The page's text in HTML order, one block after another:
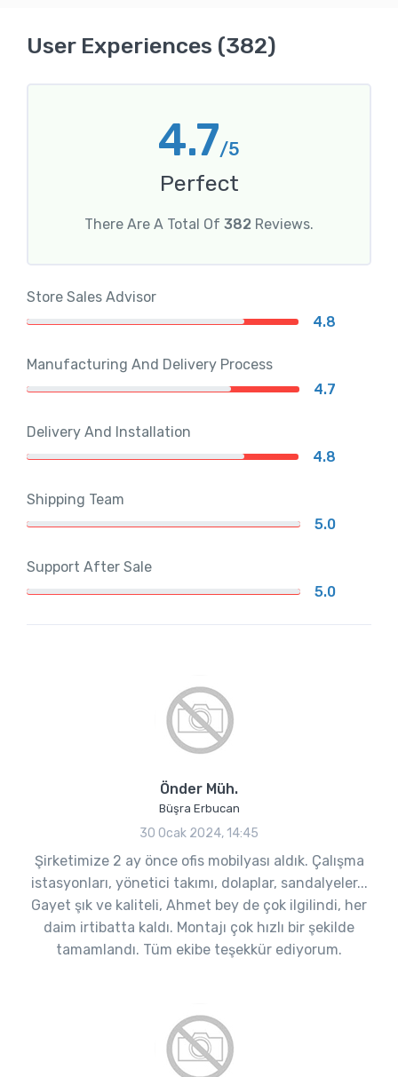
User Experiences (382)
4.7/5
Perfect
There Are A Total Of 382 Reviews.
Store Sales Advisor
4.8
Manufacturing And Delivery Process
4.7
Delivery And Installation
4.8
Shipping Team
5.0
Support After Sale
5.0
Önder Müh.
Büşra Erbucan
30 Ocak 2024, 14:45
Şirketimize 2 ay önce ofis mobilyası aldık. Çalışma
istasyonları, yönetici takımı, dolaplar, sandalyeler...
Gayet şık ve kaliteli, Ahmet bey de çok ilgilindi, her
daim irtibatta kaldı. Montajı çok hızlı bir şekilde
tamamlandı. Tüm ekibe teşekkür ediyorum.